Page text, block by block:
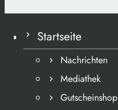
Startseite
Nachrichten
Mediathek
Gutscheinshop